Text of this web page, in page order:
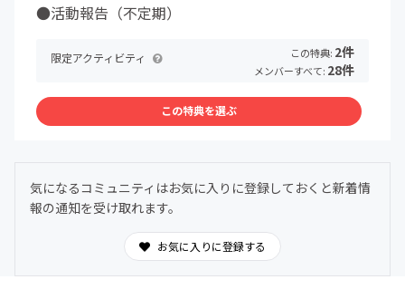
●活動報告（不定期）
限定アクティビティ この特典: 2件
メンバーすべて: 28件
この特典を選ぶ
気になるコミュニティはお気に入りに登録しておくと新着情
報の通知を受け取れます。
お気に入りに登録する